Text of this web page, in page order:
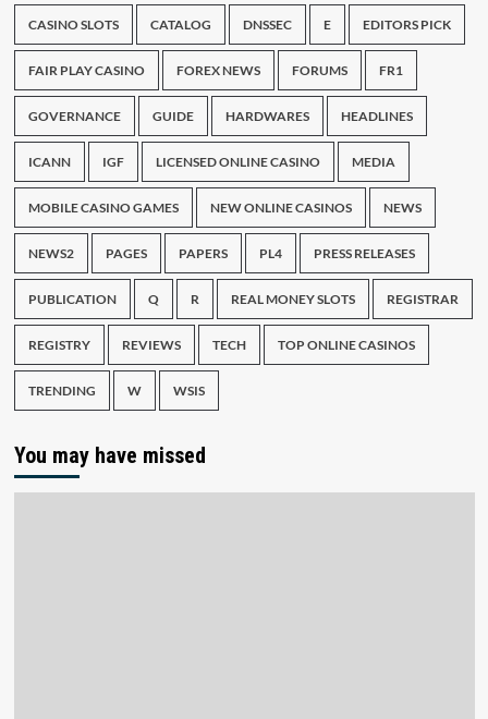
CASINO SLOTS CATALOG DNSSEC E EDITORS PICK
FAIR PLAY CASINO FOREX NEWS FORUMS FR1
GOVERNANCE GUIDE HARDWARES HEADLINES
ICANN IGF LICENSED ONLINE CASINO MEDIA
MOBILE CASINO GAMES NEW ONLINE CASINOS NEWS
NEWS2 PAGES PAPERS PL4 PRESS RELEASES
PUBLICATION Q R REAL MONEY SLOTS REGISTRAR
REGISTRY REVIEWS TECH TOP ONLINE CASINOS
TRENDING W WSIS
You may have missed